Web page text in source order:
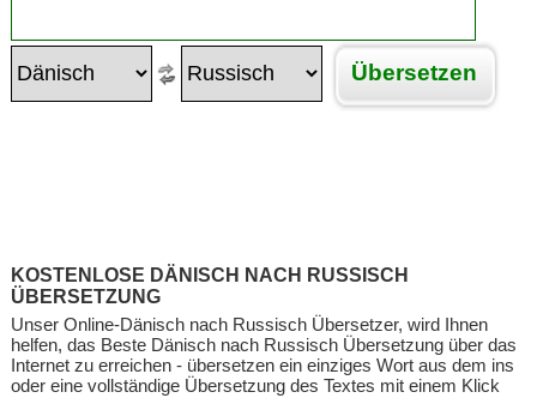
Übersetzen
KOSTENLOSE DÄNISCH NACH RUSSISCH
ÜBERSETZUNG
Unser Online-Dänisch nach Russisch Übersetzer, wird Ihnen
helfen, das Beste Dänisch nach Russisch Übersetzung über das
Internet zu erreichen - übersetzen ein einziges Wort aus dem ins
oder eine vollständige Übersetzung des Textes mit einem Klick